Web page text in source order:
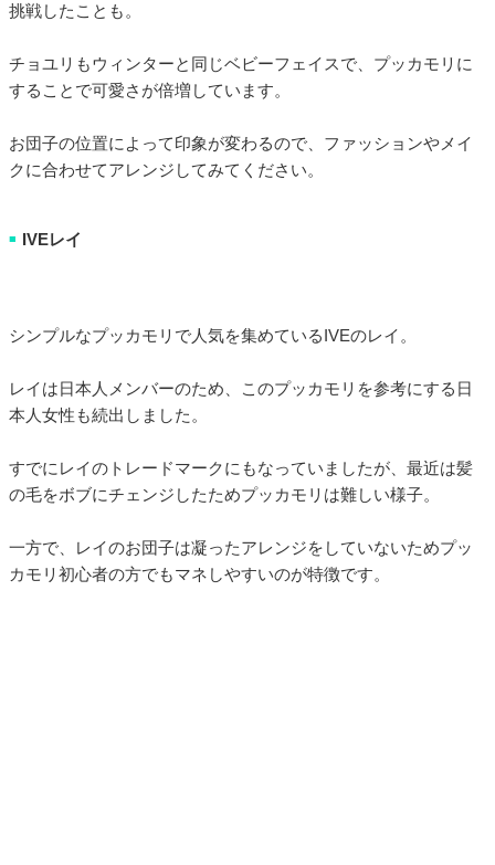
挑戦したことも。
チョユリもウィンターと同じベビーフェイスで、プッカモリに
することで可愛さが倍増しています。
お団子の位置によって印象が変わるので、ファッションやメイ
クに合わせてアレンジしてみてください。
■ IVEレイ
シンプルなプッカモリで人気を集めているIVEのレイ。
レイは日本人メンバーのため、このプッカモリを参考にする日
本人女性も続出しました。
すでにレイのトレードマークにもなっていましたが、最近は髪
の毛をボブにチェンジしたためプッカモリは難しい様子。
一方で、レイのお団子は凝ったアレンジをしていないためプッ
カモリ初心者の方でもマネしやすいのが特徴です。